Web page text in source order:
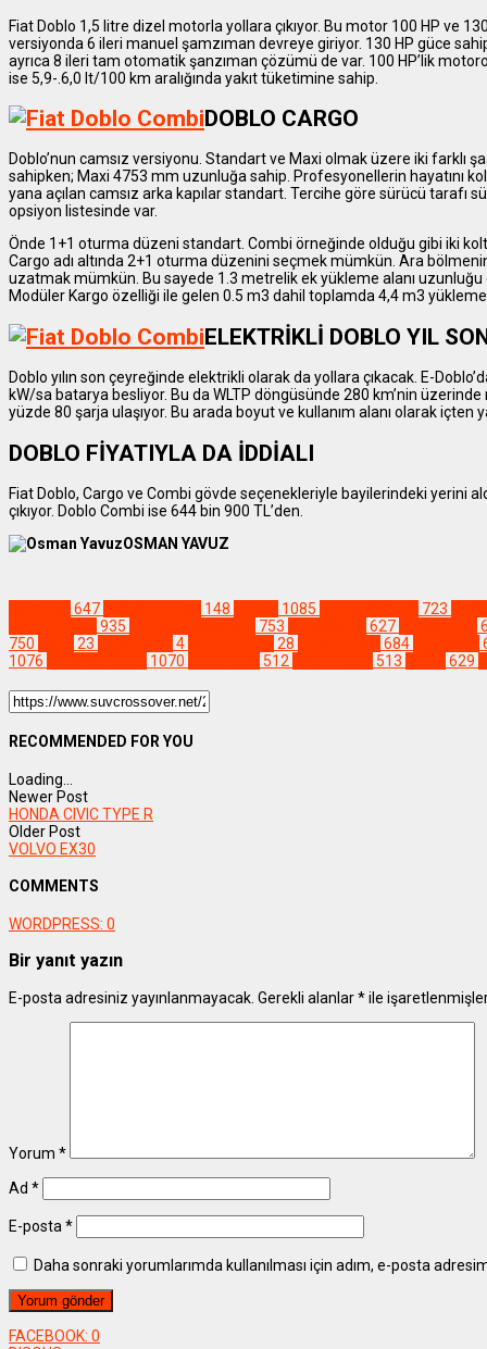
Fiat Doblo 1,5 litre dizel motorla yollara çıkıyor. Bu motor 100 HP ve
versiyonda 6 ileri manuel şamzıman devreye giriyor. 130 HP güce
ayrıca 8 ileri tam otomatik şanzıman çözümü de var. 100 HP’lik
ise 5,9-.6,0 lt/100 km aralığında yakıt tüketimine sahip.
DOBLO CARGO
Doblo’nun camsız versiyonu. Standart ve Maxi olmak üzere iki farklı
sahipken; Maxi 4753 mm uzunluğa sahip. Profesyonellerin hayatını
yana açılan camsız arka kapılar standart. Tercihe göre sürücü tarafı
opsiyon listesinde var.
Önde 1+1 oturma düzeni standart. Combi örneğinde olduğu gibi iki
Cargo adı altında 2+1 oturma düzenini seçmek mümkün. Ara
uzatmak mümkün. Bu sayede 1.3 metrelik ek yükleme alanı uzunluğu
Modüler Kargo özelliği ile gelen 0.5 m3 dahil toplamda 4,4 m3
ELEKTRİKLİ DOBLO YIL
Doblo yılın son çeyreğinde elektrikli olarak da yollara çıkacak. E-
kW/sa batarya besliyor. Bu da WLTP döngüsünde 280 km’nin
yüzde 80 şarja ulaşıyor. Bu arada boyut ve kullanım alanı olarak içten
DOBLO FİYATIYLA DA İDDİALI
Fiat Doblo, Cargo ve Combi gövde seçenekleriyle bayilerindeki yerini
çıkıyor. Doblo Combi ise 644 bin 900 TL’den.
OSMAN YAVUZ
647 148 1085 723
935 753 627
750
23 4 28 684
1076
1070 512 513 629
RECOMMENDED FOR YOU
Loading...
Newer Post
HONDA CIVIC TYPE R
Older Post
VOLVO EX30
COMMENTS
WORDPRESS: 0
Bir yanıt yazın
E-posta adresiniz yayınlanmayacak. Gerekli alanlar*ile
Yorum *
Ad *
E-posta *
Daha sonraki yorumlarımda kullanılması için adım, e-posta
FACEBOOK: 0